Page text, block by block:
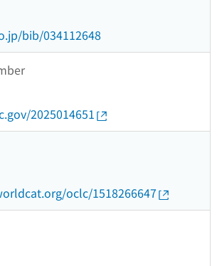
bib/034112648
2025014651
oclc/1518266647